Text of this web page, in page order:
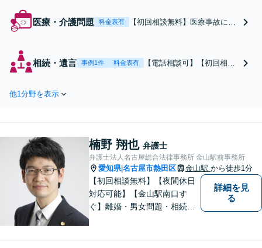
医療・介護問題 料金表有
【初回相談無料】医療事故に遭
い。
相続・遺言 事例1件 料金表有
【電話相談可】【初回相談
めのご相談が円満解決につ
入れつつ、相続人同士の関
係性を壊さない解決方法を
模索します
他1分野を表示
楠野 翔也 弁護士
弁護士法人名古屋総合法律事務所 金山駅前事務所
愛知県|名古屋市熱田区 金山駅 から徒歩1分
【初回相談無料】【夜間休日
対応可能】【金山駅南口す
ぐ】離婚・男女問題・相続・
詳細を見
る